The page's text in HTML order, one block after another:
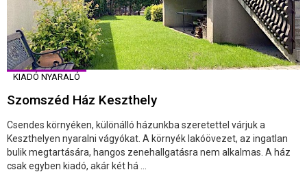
KIADÓ NYARALÓ
Szomszéd Ház Keszthely
Csendes környéken, különálló házunkba szeretettel várjuk a
Keszthelyen nyaralni vágyókat. A környék lakóövezet, az ingatlan
bulik megtartására, hangos zenehallgatásra nem alkalmas. A ház
csak egyben kiadó, akár két há ...